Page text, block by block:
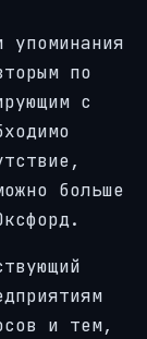
упоминания
по
с
больше
и тем,